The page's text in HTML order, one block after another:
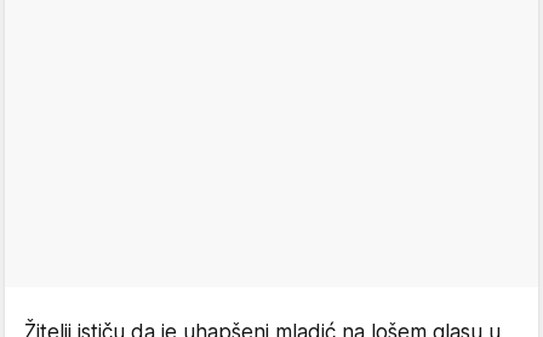
Žitelji ističu da je uhapšeni mladić na lošem glasu u